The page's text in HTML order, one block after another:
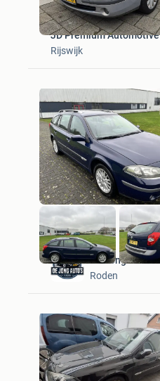
JD Premium Automotive
Rijswijk
De Jong Auto's
Roden